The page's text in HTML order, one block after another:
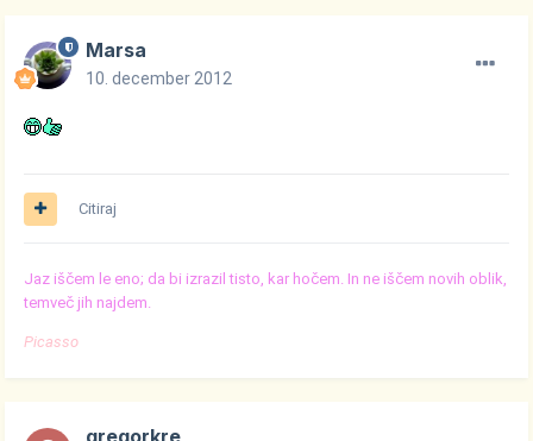
Marsa
10. december 2012
Citiraj
Jaz iščem le eno; da bi izrazil tisto, kar hočem. In ne iščem novih oblik,
temveč jih najdem.
Picasso